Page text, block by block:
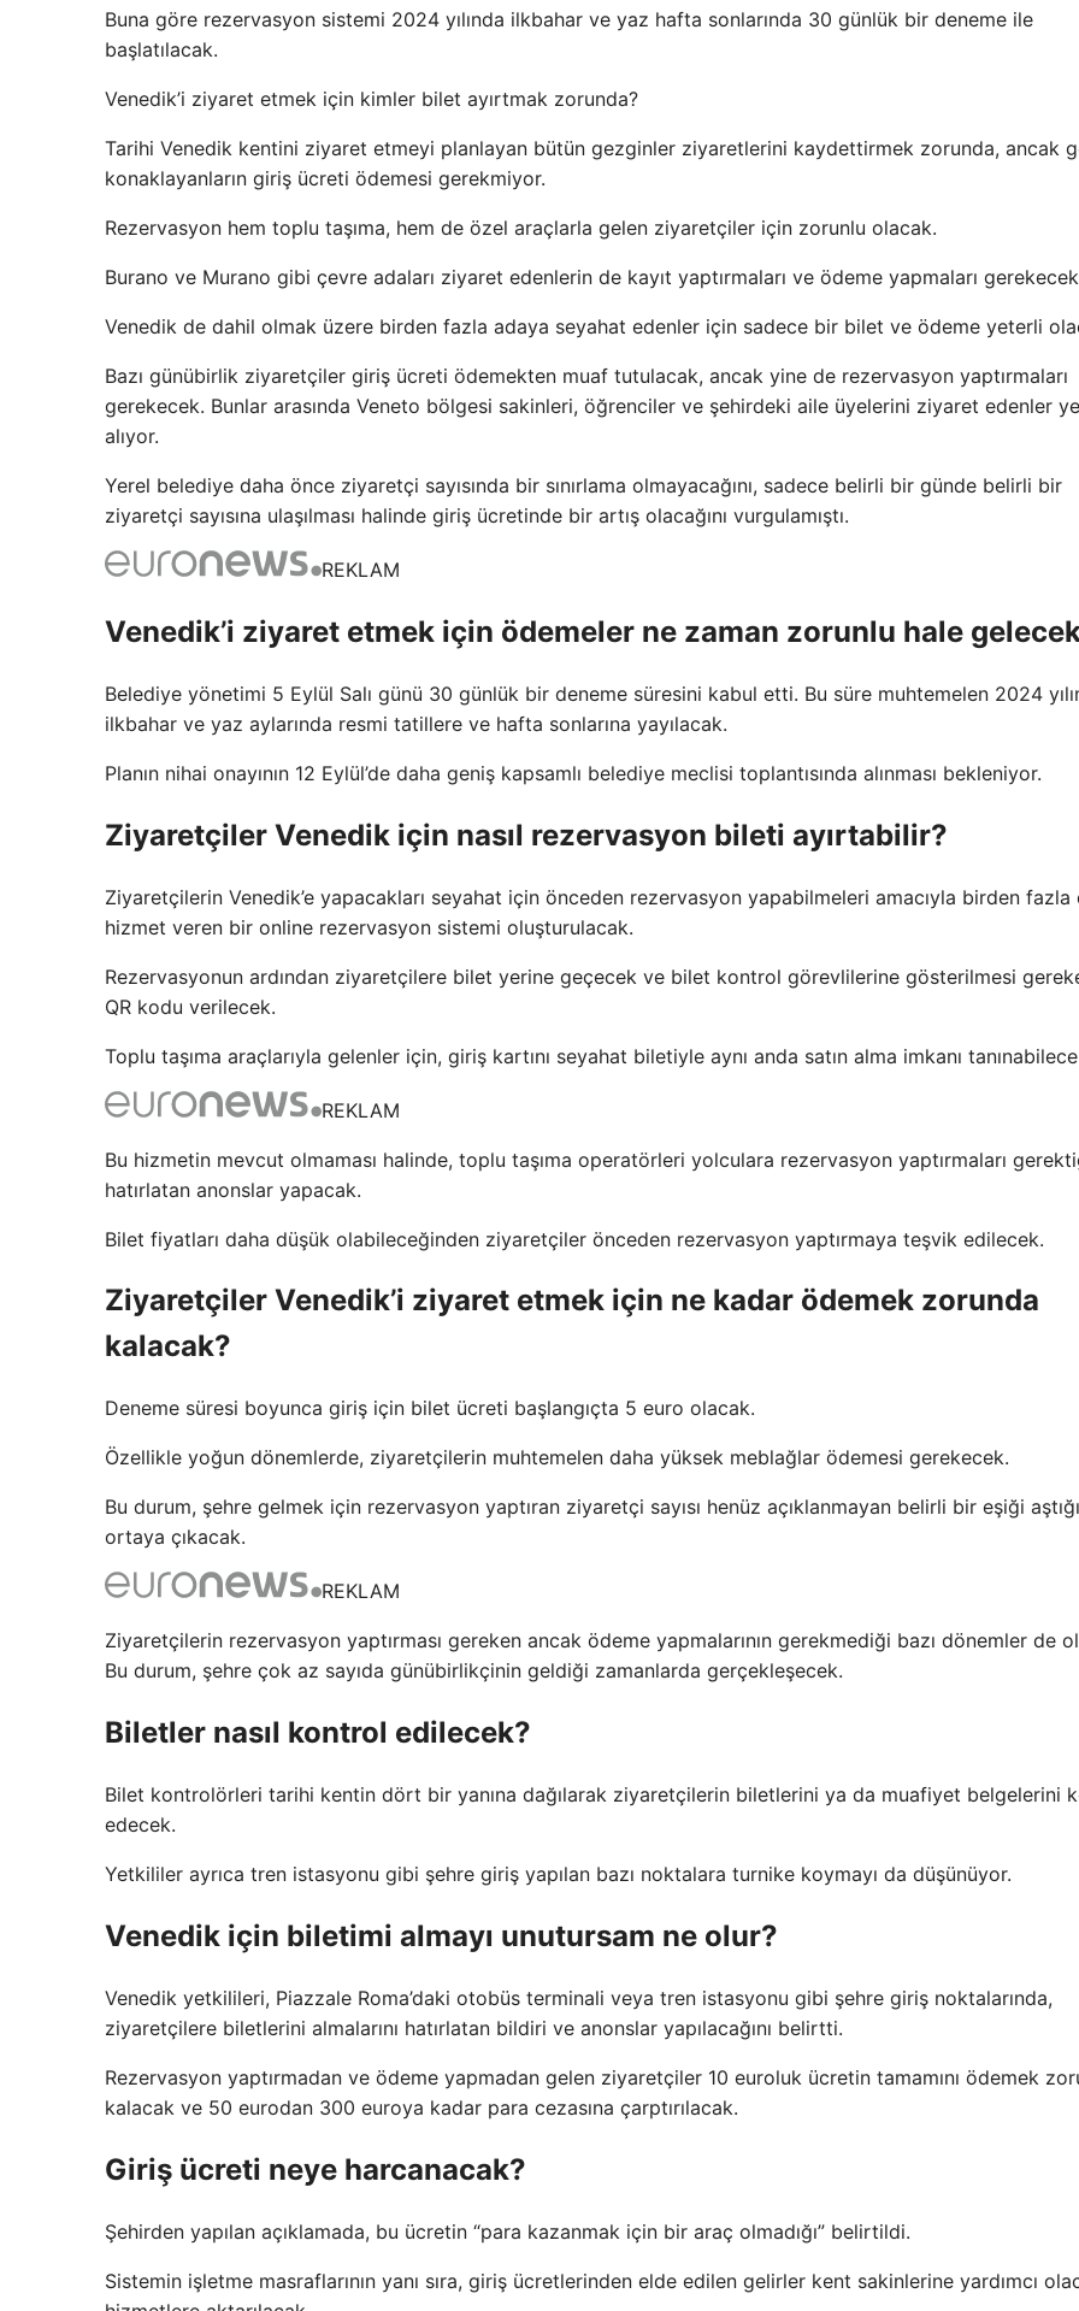
Buna göre rezervasyon sistemi 2024 yılında ilkbahar ve yaz hafta sonlarında 30 günlük bir deneme ile
başlatılacak.
Venedik’i ziyaret etmek için kimler bilet ayırtmak zorunda?
Tarihi Venedik kentini ziyaret etmeyi planlayan bütün gezginler ziyaretlerini kaydettirmek zorunda, ancak
konaklayanların giriş ücreti ödemesi gerekmiyor.
Rezervasyon hem toplu taşıma, hem de özel araçlarla gelen ziyaretçiler için zorunlu olacak.
Burano ve Murano gibi çevre adaları ziyaret edenlerin de kayıt yaptırmaları ve ödeme yapmaları
Venedik de dahil olmak üzere birden fazla adaya seyahat edenler için sadece bir bilet ve ödeme yeterli
Bazı günübirlik ziyaretçiler giriş ücreti ödemekten muaf tutulacak, ancak yine de rezervasyon yaptırmaları
gerekecek. Bunlar arasında Veneto bölgesi sakinleri, öğrenciler ve şehirdeki aile üyelerini ziyaret edenler
alıyor.
Yerel belediye daha önce ziyaretçi sayısında bir sınırlama olmayacağını, sadece belirli bir günde belirli bir
ziyaretçi sayısına ulaşılması halinde giriş ücretinde bir artış olacağını vurgulamıştı.
REKLAM
Venedik’i ziyaret etmek için ödemeler ne zaman zorunlu hale
Belediye yönetimi 5 Eylül Salı günü 30 günlük bir deneme süresini kabul etti. Bu süre muhtemelen 2024
ilkbahar ve yaz aylarında resmi tatillere ve hafta sonlarına yayılacak.
Planın nihai onayının 12 Eylül’de daha geniş kapsamlı belediye meclisi toplantısında alınması bekleniyor.
Ziyaretçiler Venedik için nasıl rezervasyon bileti ayırtabilir?
Ziyaretçilerin Venedik’e yapacakları seyahat için önceden rezervasyon yapabilmeleri amacıyla birden fazla
hizmet veren bir online rezervasyon sistemi oluşturulacak.
Rezervasyonun ardından ziyaretçilere bilet yerine geçecek ve bilet kontrol görevlilerine gösterilmesi
QR kodu verilecek.
Toplu taşıma araçlarıyla gelenler için, giriş kartını seyahat biletiyle aynı anda satın alma imkanı
REKLAM
Bu hizmetin mevcut olmaması halinde, toplu taşıma operatörleri yolculara rezervasyon yaptırmaları
hatırlatan anonslar yapacak.
Bilet fiyatları daha düşük olabileceğinden ziyaretçiler önceden rezervasyon yaptırmaya teşvik edilecek.
Ziyaretçiler Venedik’i ziyaret etmek için ne kadar ödemek zorunda
kalacak?
Deneme süresi boyunca giriş için bilet ücreti başlangıçta 5 euro olacak.
Özellikle yoğun dönemlerde, ziyaretçilerin muhtemelen daha yüksek meblağlar ödemesi gerekecek.
Bu durum, şehre gelmek için rezervasyon yaptıran ziyaretçi sayısı henüz açıklanmayan belirli bir eşiği
ortaya çıkacak.
REKLAM
Ziyaretçilerin rezervasyon yaptırması gereken ancak ödeme yapmalarının gerekmediği bazı dönemler de
Bu durum, şehre çok az sayıda günübirlikçinin geldiği zamanlarda gerçekleşecek.
Biletler nasıl kontrol edilecek?
Bilet kontrolörleri tarihi kentin dört bir yanına dağılarak ziyaretçilerin biletlerini ya da muafiyet belgelerini
edecek.
Yetkililer ayrıca tren istasyonu gibi şehre giriş yapılan bazı noktalara turnike koymayı da düşünüyor.
Venedik için biletimi almayı unutursam ne olur?
Venedik yetkilileri, Piazzale Roma’daki otobüs terminali veya tren istasyonu gibi şehre giriş noktalarında,
ziyaretçilere biletlerini almalarını hatırlatan bildiri ve anonslar yapılacağını belirtti.
Rezervasyon yaptırmadan ve ödeme yapmadan gelen ziyaretçiler 10 euroluk ücretin tamamını ödemek
kalacak ve 50 eurodan 300 euroya kadar para cezasına çarptırılacak.
Giriş ücreti neye harcanacak?
Şehirden yapılan açıklamada, bu ücretin “para kazanmak için bir araç olmadığı” belirtildi.
Sistemin işletme masraflarının yanı sıra, giriş ücretlerinden elde edilen gelirler kent sakinlerine yardımcı